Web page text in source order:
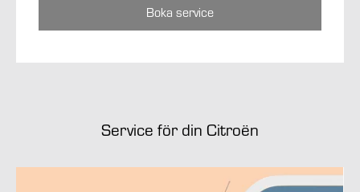
Boka service
Service för din Citroën